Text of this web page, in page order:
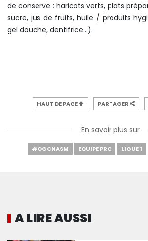
de conserve : haricots verts, plats
sucre, jus de fruits, huile / produits
gel douche, dentifrice…).
HAUT DE PAGE PARTAGER
En savoir plus sur
#OGCNASM EQUIPE PRO LIGUE 1
A LIRE AUSSI